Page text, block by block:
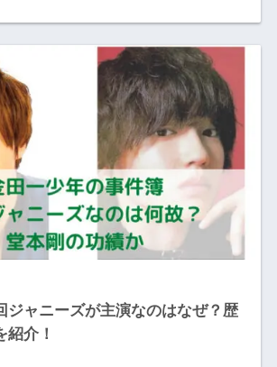
ジャニーズが主演なのはなぜ？歴
紹介！